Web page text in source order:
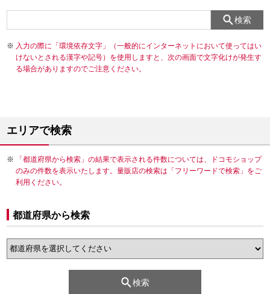
検索
入力の際に「環境依存文字」（一般的にインターネットにおいて使ってはい
けないとされる漢字や記号）を使用しますと、次の画面で文字化けが発生す
る場合がありますのでご注意ください。
エリアで検索
「都道府県から検索」の結果で表示される件数については、ドコモショップ
のみの件数を表示いたします。量販店の検索は「フリーワードで検索」をご
利用ください。
都道府県から検索
検索